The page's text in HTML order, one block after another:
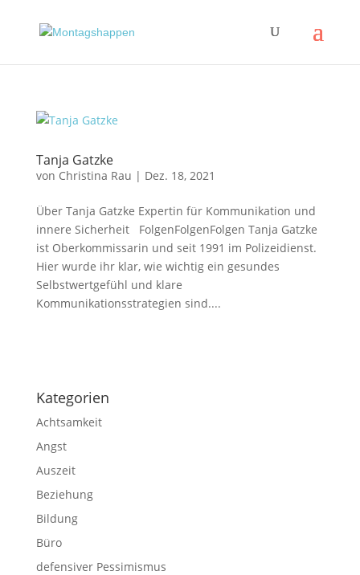
Tanja Gatzke
von Christina Rau | Dez. 18, 2021
Über Tanja Gatzke Expertin für Kommunikation und
innere Sicherheit FolgenFolgenFolgen Tanja Gatzke
ist Oberkommissarin und seit 1991 im Polizeidienst.
Hier wurde ihr klar, wie wichtig ein gesundes
Selbstwertgefühl und klare
Kommunikationsstrategien sind....
Kategorien
Achtsamkeit
Angst
Auszeit
Beziehung
Bildung
Büro
defensiver Pessimismus